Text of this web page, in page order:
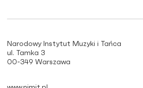
Narodowy Instytut Muzyki i Tańca
ul. Tamka 3
00-349 Warszawa